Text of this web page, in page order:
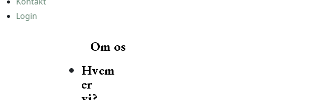
Login
Om os
Hvem
er